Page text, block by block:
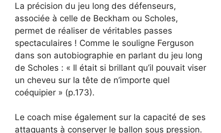
La précision du jeu long des défenseurs,
associée à celle de Beckham ou Scholes,
permet de réaliser de véritables passes
spectaculaires ! Comme le souligne Ferguson
dans son autobiographie en parlant du jeu long
de Scholes : « Il était si brillant qu’il pouvait viser
un cheveu sur la tête de n’importe quel
coéquipier » (p.173).
Le coach mise également sur la capacité de ses
attaquants à conserver le ballon sous pression.